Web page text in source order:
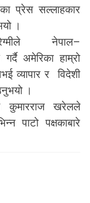
प्रेस सल्लाहकार
।
रेग्मीले नेपाल–
अमेरिका हाम्रो
व्यापार र विदेशी
।
कुमारराज खरेलले
पाटो पक्षकाबारे